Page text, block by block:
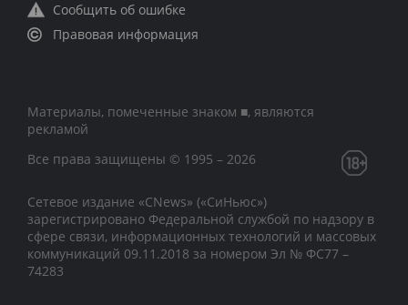
Сообщить об ошибке
Правовая информация
Материалы, помеченные знаком ■, являются
рекламой
Все права защищены © 1995 – 2026
Сетевое издание «CNews» («СиНьюс»)
зарегистрировано Федеральной службой по надзору в
сфере связи, информационных технологий и массовых
коммуникаций 09.11.2018 за номером Эл № ФС77 –
74283